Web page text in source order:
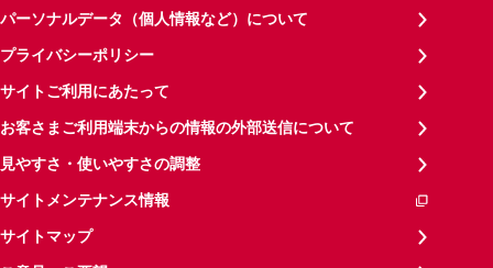
パーソナルデータ（個人情報など）について
プライバシーポリシー
サイトご利用にあたって
お客さまご利用端末からの情報の外部送信について
見やすさ・使いやすさの調整
サイトメンテナンス情報
サイトマップ